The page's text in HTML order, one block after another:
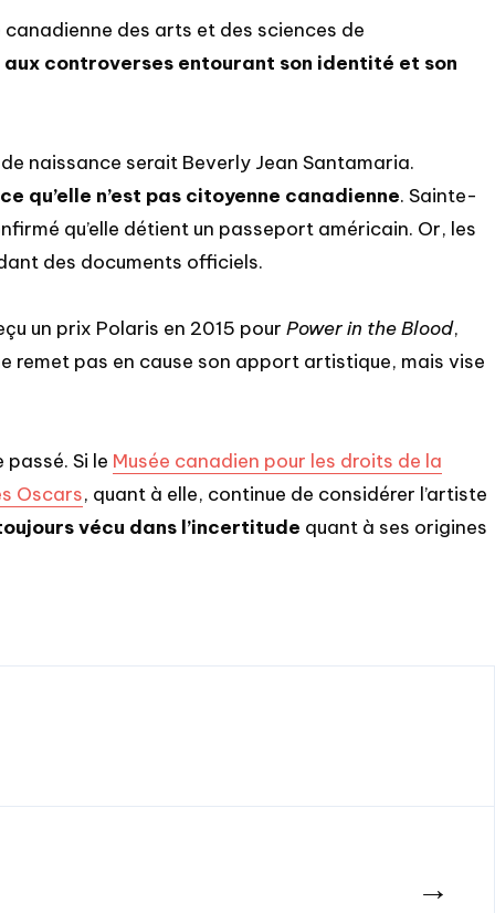
des arts et des sciences de
aux controverses entourant son identité et son
naissance serait Beverly Jean Santamaria.
qu’elle n’est pas citoyenne canadienne. Sainte-
qu’elle détient un passeport américain. Or, les
des documents officiels.
un prix Polaris en 2015 pour Power in the Blood,
remet pas en cause son apport artistique, mais vise
Si le Musée canadien pour les droits de la
Oscars, quant à elle, continue de considérer l’artiste
vécu dans l’incertitude quant à ses origines
→